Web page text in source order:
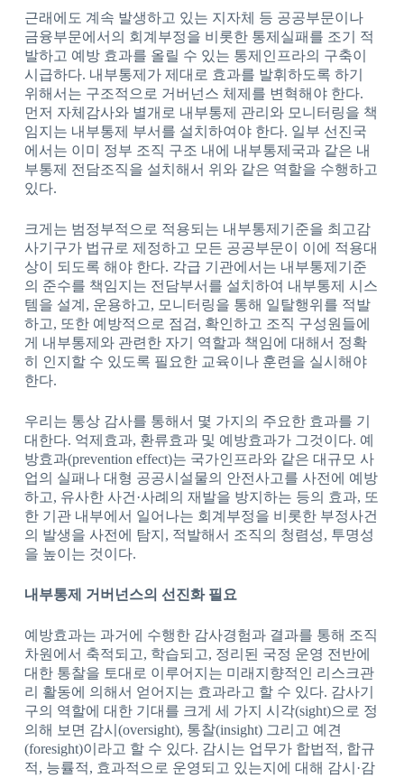
근래에도 계속 발생하고 있는 지자체 등 공공부문이나
금융부문에서의 회계부정을 비롯한 통제실패를 조기 적
발하고 예방 효과를 올릴 수 있는 통제인프라의 구축이
시급하다. 내부통제가 제대로 효과를 발휘하도록 하기
위해서는 구조적으로 거버넌스 체제를 변혁해야 한다.
먼저 자체감사와 별개로 내부통제 관리와 모니터링을 책
임지는 내부통제 부서를 설치하여야 한다. 일부 선진국
에서는 이미 정부 조직 구조 내에 내부통제국과 같은 내
부통제 전담조직을 설치해서 위와 같은 역할을 수행하고
있다.
크게는 범정부적으로 적용되는 내부통제기준을 최고감
사기구가 법규로 제정하고 모든 공공부문이 이에 적용대
상이 되도록 해야 한다. 각급 기관에서는 내부통제기준
의 준수를 책임지는 전담부서를 설치하여 내부통제 시스
템을 설계, 운용하고, 모니터링을 통해 일탈행위를 적발
하고, 또한 예방적으로 점검, 확인하고 조직 구성원들에
게 내부통제와 관련한 자기 역할과 책임에 대해서 정확
히 인지할 수 있도록 필요한 교육이나 훈련을 실시해야
한다.
우리는 통상 감사를 통해서 몇 가지의 주요한 효과를 기
대한다. 억제효과, 환류효과 및 예방효과가 그것이다. 예
방효과(prevention effect)는 국가인프라와 같은 대규모 사
업의 실패나 대형 공공시설물의 안전사고를 사전에 예방
하고, 유사한 사건·사례의 재발을 방지하는 등의 효과, 또
한 기관 내부에서 일어나는 회계부정을 비롯한 부정사건
의 발생을 사전에 탐지, 적발해서 조직의 청렴성, 투명성
을 높이는 것이다.
내부통제 거버넌스의 선진화 필요
예방효과는 과거에 수행한 감사경험과 결과를 통해 조직
차원에서 축적되고, 학습되고, 정리된 국정 운영 전반에
대한 통찰을 토대로 이루어지는 미래지향적인 리스크관
리 활동에 의해서 얻어지는 효과라고 할 수 있다. 감사기
구의 역할에 대한 기대를 크게 세 가지 시각(sight)으로 정
의해 보면 감시(oversight), 통찰(insight) 그리고 예견
(foresight)이라고 할 수 있다. 감시는 업무가 합법적, 합규
적, 능률적, 효과적으로 운영되고 있는지에 대해 감시·감